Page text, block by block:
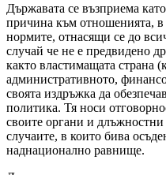
Държавата се възприема
причина към отношенията, в
нормите, отнасящи се до
случай че не е предвидено
както властимащата страна
административното,
своята издръжка да
политика. Тя носи
своите органи и
случаите, в които бива
наднационално равнище.